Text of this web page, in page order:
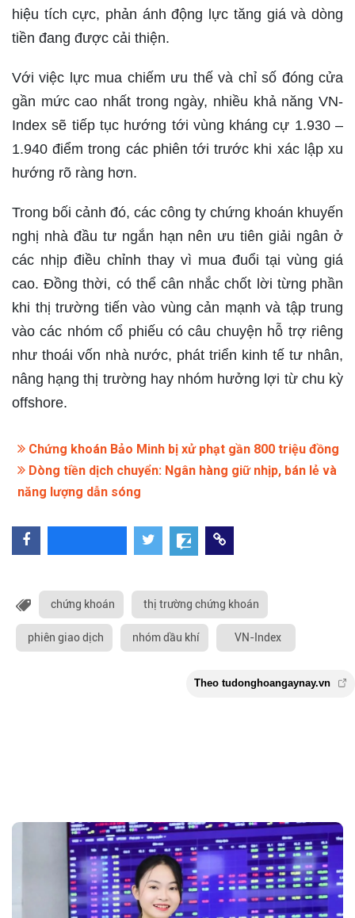
hiệu tích cực, phản ánh động lực tăng giá và dòng
tiền đang được cải thiện.
Với việc lực mua chiếm ưu thế và chỉ số đóng cửa
gần mức cao nhất trong ngày, nhiều khả năng VN-
Index sẽ tiếp tục hướng tới vùng kháng cự 1.930 –
1.940 điểm trong các phiên tới trước khi xác lập xu
hướng rõ ràng hơn.
Trong bối cảnh đó, các công ty chứng khoán khuyến
nghị nhà đầu tư ngắn hạn nên ưu tiên giải ngân ở
các nhịp điều chỉnh thay vì mua đuổi tại vùng giá
cao. Đồng thời, có thể cân nhắc chốt lời từng phần
khi thị trường tiến vào vùng cản mạnh và tập trung
vào các nhóm cổ phiếu có câu chuyện hỗ trợ riêng
như thoái vốn nhà nước, phát triển kinh tế tư nhân,
nâng hạng thị trường hay nhóm hưởng lợi từ chu kỳ
offshore.
Chứng khoán Bảo Minh bị xử phạt gần 800 triệu đồng
Dòng tiền dịch chuyển: Ngân hàng giữ nhịp, bán lẻ và
năng lượng dẫn sóng
chứng khoán thị trường chứng khoán
phiên giao dịch nhóm dầu khí VN-Index